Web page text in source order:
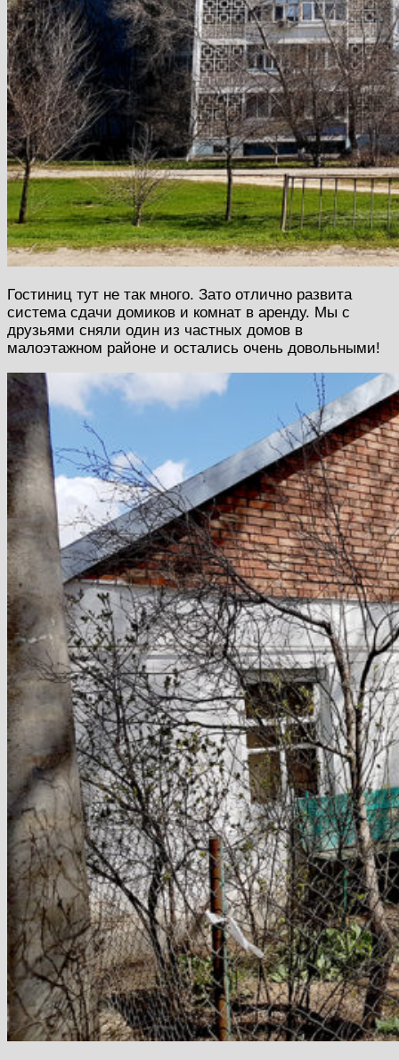
Гостиниц тут не так много. Зато отлично развита
система сдачи домиков и комнат в аренду. Мы с
друзьями сняли один из частных домов в
малоэтажном районе и остались очень довольными!